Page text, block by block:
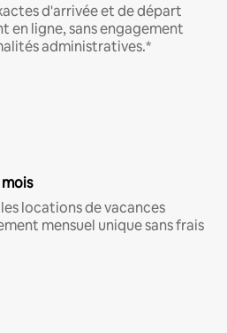
d'arrivée et de départ
en ligne, sans engagement
administratives.*
locations de vacances
mensuel unique sans frais